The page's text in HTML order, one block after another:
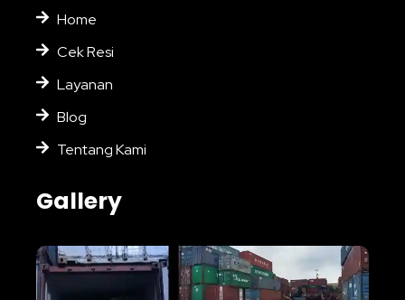
Home
Cek Resi
Layanan
Blog
Tentang Kami
Gallery